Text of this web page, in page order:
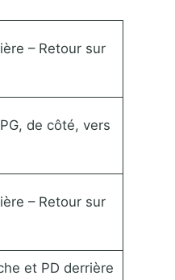
– Retour sur
de côté, vers
– Retour sur
et PD derrière